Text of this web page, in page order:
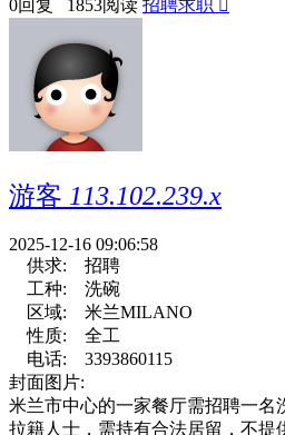
0回复 1853阅读 招聘求职 
游客 113.102.239.x
2025-12-16 09:06:58
供求:
招聘
工种:
洗碗
区域:
米兰MILANO
性质:
全工
电话:
3393860115
封面图片:
米兰市中心的一家餐厅需招聘一名
拉籍人士，需持有合法居留，不提